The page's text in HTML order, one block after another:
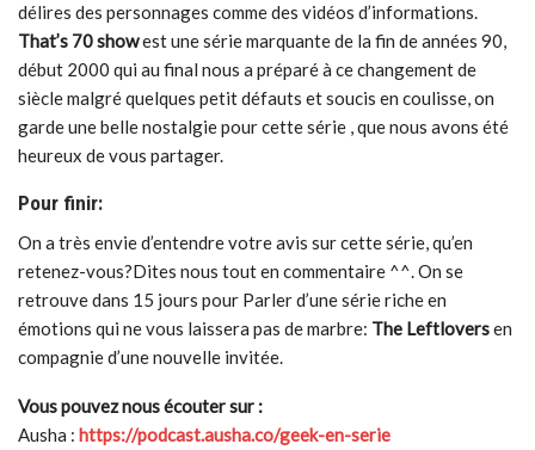
délires des personnages comme des vidéos d’informations.
That’s 70 showest une série marquante de la fin de années 90,
début 2000 qui au final nous a préparé à ce changement de
siècle malgré quelques petit défauts et soucis en coulisse, on
garde une belle nostalgie pour cette série , que nous avons été
heureux de vous partager.
Pour finir:
On a très envie d’entendre votre avis sur cette série, qu’en
retenez-vous?Dites nous tout en commentaire ^^. On se
retrouve dans 15 jours pour Parler d’une série riche en
émotions qui ne vous laissera pas de marbre: The Leftloversen
compagnie d’une nouvelle invitée.
Vous pouvez nous écouter sur :
Ausha : https://podcast.ausha.co/geek-en-serie